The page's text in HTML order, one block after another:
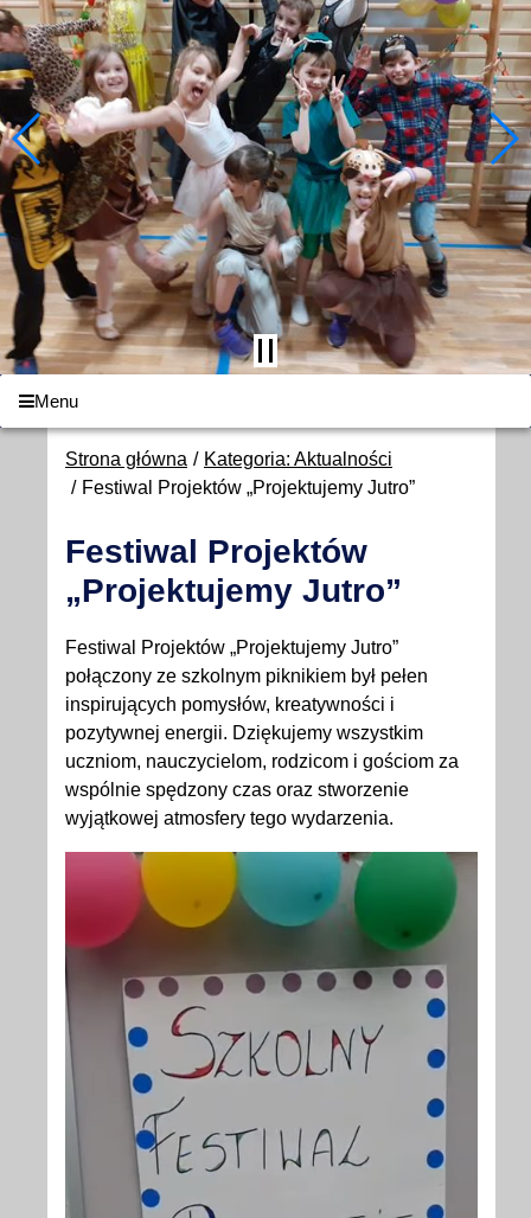
Menu
Strona główna
Kategoria: Aktualności
Festiwal Projektów „Projektujemy Jutro”
Festiwal Projektów
„Projektujemy Jutro”
Festiwal Projektów „Projektujemy Jutro”
połączony ze szkolnym piknikiem był pełen
inspirujących pomysłów, kreatywności i
pozytywnej energii. Dziękujemy wszystkim
uczniom, nauczycielom, rodzicom i gościom za
wspólnie spędzony czas oraz stworzenie
wyjątkowej atmosfery tego wydarzenia.